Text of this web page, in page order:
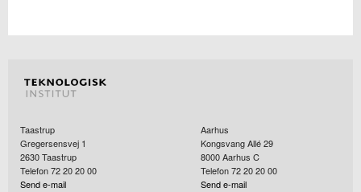
Taastrup
Gregersensvej 1
2630Taastrup
Telefon 72 20 20 00
Send e-mail
Aarhus
Kongsvang Allé 29
8000Aarhus C
Telefon 72 20 20 00
Send e-mail